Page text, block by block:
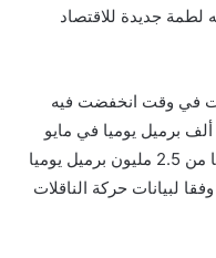
لطمة جديدة للاقتصاد
في وقت انخفضت فيه
صادرات إيران النفطية إلى حوالي 400 ألف برميل يوميا في مايو
لأقل من نصف مستواها في أبريل هبوطا من 2.5 مليون برميل يوميا
لبيانات حركة الناقلات